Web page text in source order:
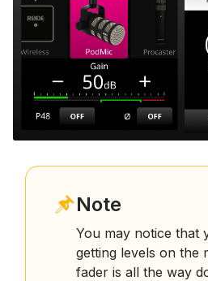
Note
You may notice that
getting levels on the
fader is all the way